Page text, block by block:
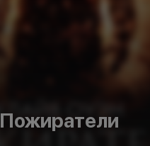
Пожиратели